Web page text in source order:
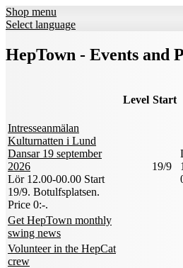
Shop menu
Select language
HepTown - Events and
Level Start
Intresseanmälan
Kulturnatten i Lund
Dansar 19 september
2026
Lör 12.00-00.00 Start
19/9. Botulfsplatsen.
Price 0:-.
19/9
Get HepTown monthly
swing news
Volunteer in the HepCat
crew